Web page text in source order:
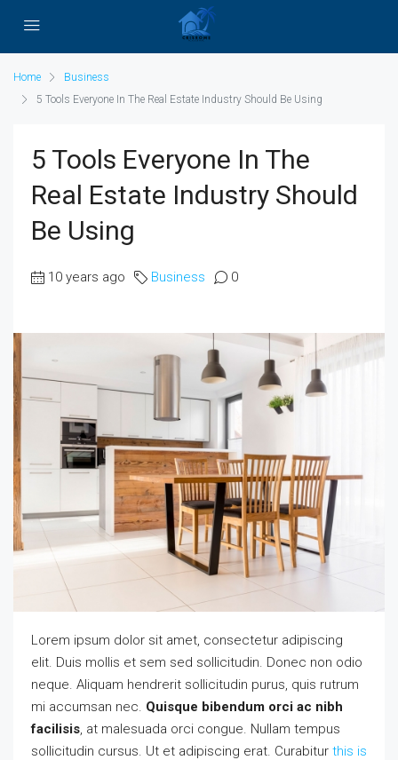
Home
Business
5 Tools Everyone In The Real Estate Industry Should Be Using
5 Tools Everyone In The
Real Estate Industry Should
Be Using
10 years ago Business 0
Lorem ipsum dolor sit amet, consectetur adipiscing
elit. Duis mollis et sem sed sollicitudin. Donec non odio
neque. Aliquam hendrerit sollicitudin purus, quis rutrum
mi accumsan nec. Quisque bibendum orci ac nibh
facilisis , at malesuada orci congue. Nullam tempus
sollicitudin cursus. Ut et adipiscing erat. Curabitur this is